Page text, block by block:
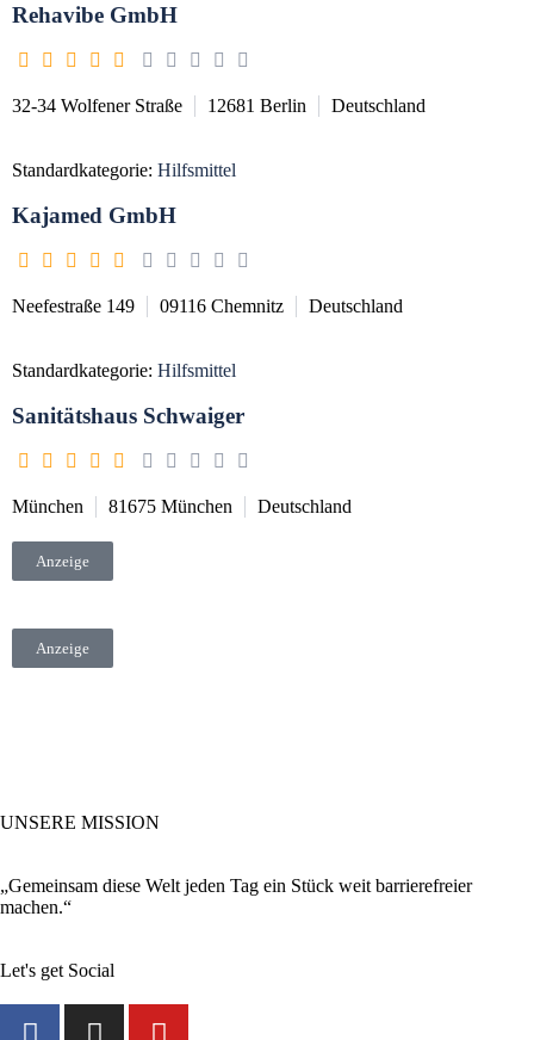
Rehavibe GmbH
32-34 Wolfener Straße 12681 Berlin Deutschland
Standardkategorie: Hilfsmittel
Kajamed GmbH
Neefestraße 149 09116 Chemnitz Deutschland
Standardkategorie: Hilfsmittel
Sanitätshaus Schwaiger
München 81675 München Deutschland
Anzeige
Anzeige
UNSERE MISSION
„Gemeinsam diese Welt jeden Tag ein Stück weit barrierefreier
machen.“
Let's get Social